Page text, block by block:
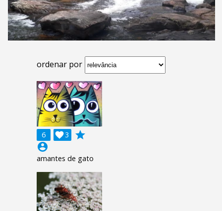
ordenar por
6 3

grade
account_circle
amantes de gato